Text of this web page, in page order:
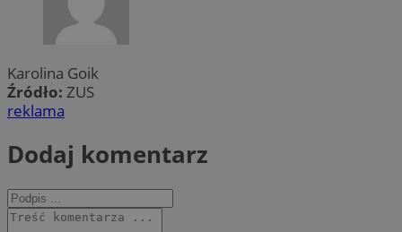
Karolina Goik
Źródło: ZUS
reklama
Dodaj komentarz